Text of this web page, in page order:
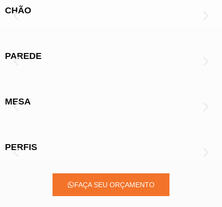
CHÃO
PAREDE
MESA
PERFIS
FAÇA SEU ORÇAMENTO